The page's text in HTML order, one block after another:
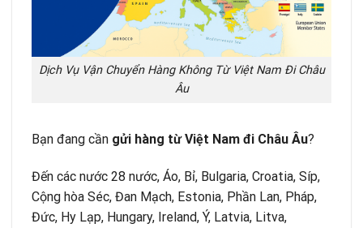
Dịch Vụ Vận Chuyển Hàng Không Từ Việt Nam Đi Châu
Âu
Bạn đang cần gửi hàng từ Việt Nam đi Châu Âu?
Đến các nước 28 nước, Áo, Bỉ, Bulgaria, Croatia, Síp,
Cộng hòa Séc, Đan Mạch, Estonia, Phần Lan, Pháp,
Đức, Hy Lạp, Hungary, Ireland, Ý, Latvia, Litva,